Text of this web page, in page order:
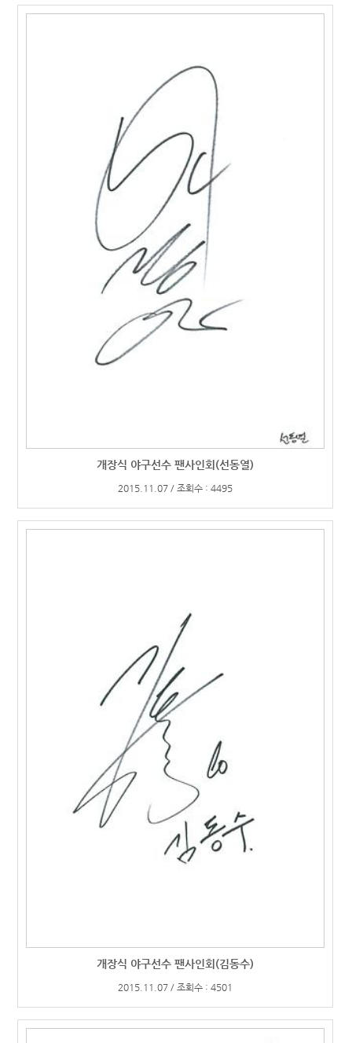
개장식 야구선수 팬사인회(선동열)
2015.11.07 / 조회수 : 4495
개장식 야구선수 팬사인회(김동수)
2015.11.07 / 조회수 : 4501